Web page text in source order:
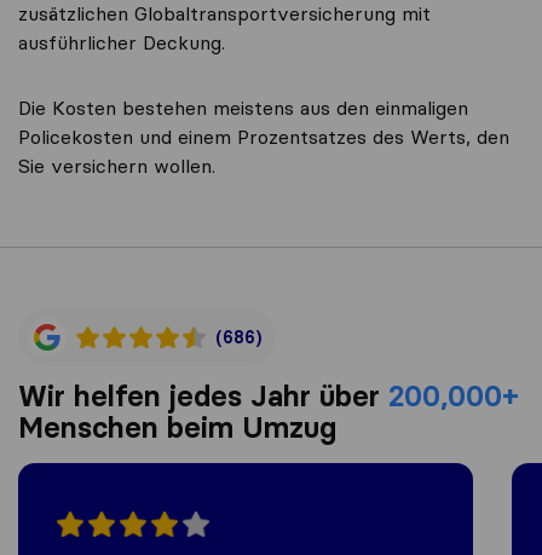
zusätzlichen Globaltransportversicherung mit
ausführlicher Deckung.
Die Kosten bestehen meistens aus den einmaligen
Policekosten und einem Prozentsatzes des Werts, den
Sie versichern wollen.
(686)
Wir helfen jedes Jahr über 200,000+
Menschen beim Umzug